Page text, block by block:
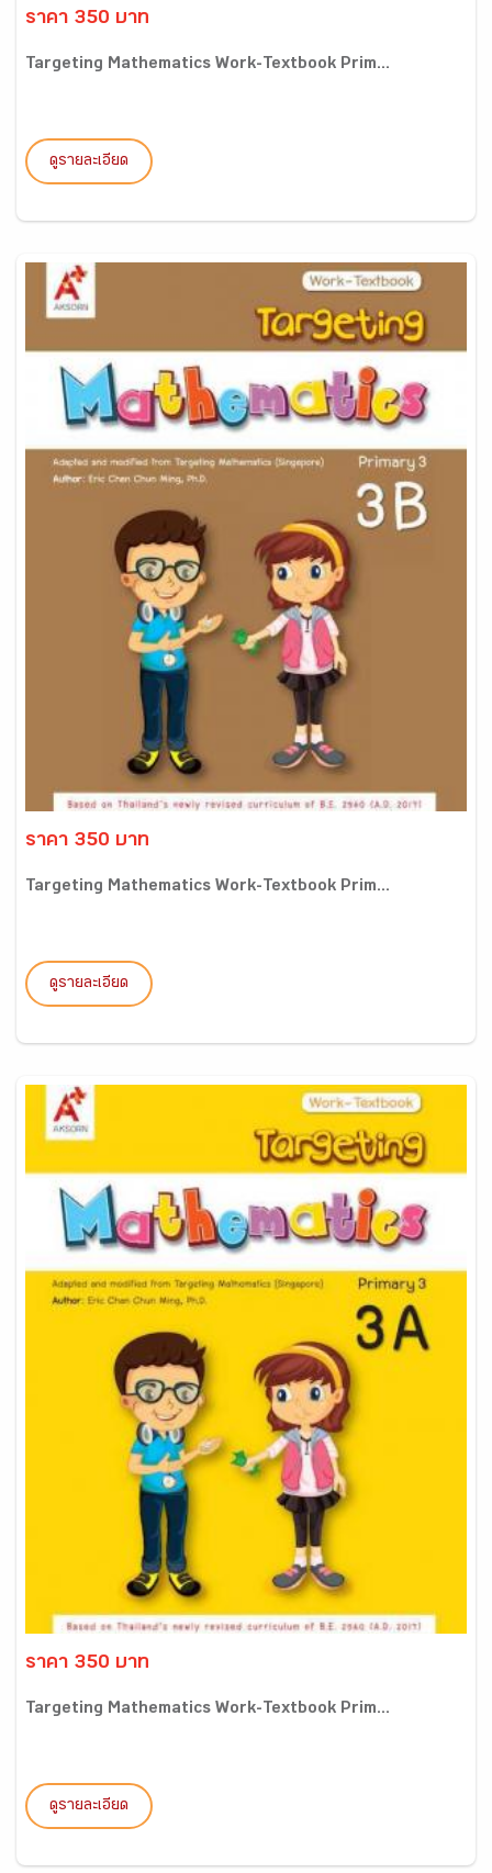
ราคา 350 บาท
Targeting Mathematics Work-Textbook Prim...
ดูรายละเอียด
ราคา 350 บาท
Targeting Mathematics Work-Textbook Prim...
ดูรายละเอียด
ราคา 350 บาท
Targeting Mathematics Work-Textbook Prim...
ดูรายละเอียด